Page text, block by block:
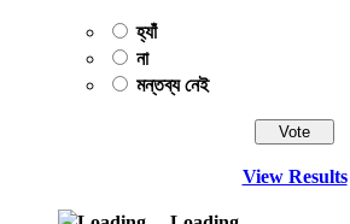
হ্যাঁ
না
মন্তব্য নেই
View Results